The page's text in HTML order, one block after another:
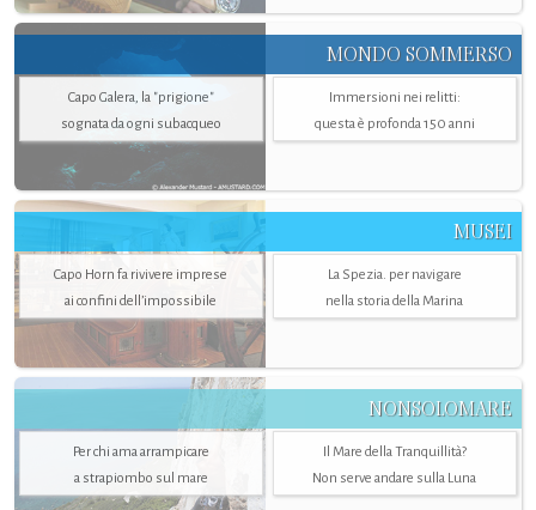
MONDO SOMMERSO
Capo Galera, la "prigione"
sognata da ogni subacqueo
Immersioni nei relitti:
questa è profonda 150 anni
MUSEI
Capo Horn fa rivivere imprese
ai confini dell’impossibile
La Spezia. per navigare
nella storia della Marina
NONSOLOMARE
Per chi ama arrampicare
a strapiombo sul mare
Il Mare della Tranquillità?
Non serve andare sulla Luna